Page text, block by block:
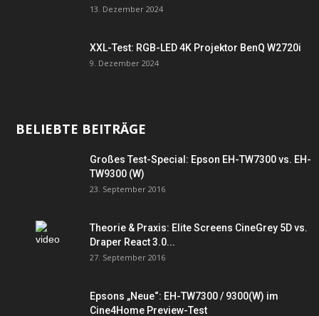
13. Dezember 2024
XXL-Test: RGB-LED 4K Projektor BenQ W2720i
9. Dezember 2024
BELIEBTE BEITRÄGE
Großes Test-Special: Epson EH-TW7300 vs. EH-
TW9300 (W)
23. September 2016
Theorie & Praxis: Elite Screens CineGrey 5D vs.
Draper React 3.0...
27. September 2016
Epsons „Neue“: EH-TW7300 / 9300(W) im
Cine4Home Preview-Test